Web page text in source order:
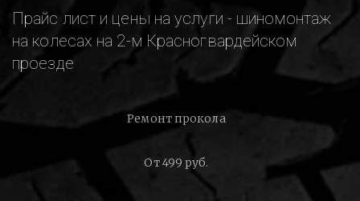
Прайс лист и цены на услуги - шиномонтаж
на колесах на 2-м Красногвардейском
проезде
Ремонт прокола
От 499 руб.